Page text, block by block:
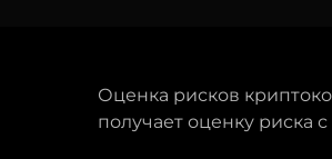
Оценка рисков
получает оценку риска